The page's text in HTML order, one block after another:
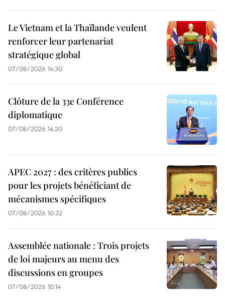
Le Vietnam et la Thaïlande veulent
renforcer leur partenariat
stratégique global
07/08/2026 14:30
Clôture de la 33e Conférence
diplomatique
07/08/2026 14:20
APEC 2027 : des critères publics
pour les projets bénéficiant de
mécanismes spécifiques
07/08/2026 10:32
Assemblée nationale : Trois projets
de loi majeurs au menu des
discussions en groupes
07/08/2026 10:14